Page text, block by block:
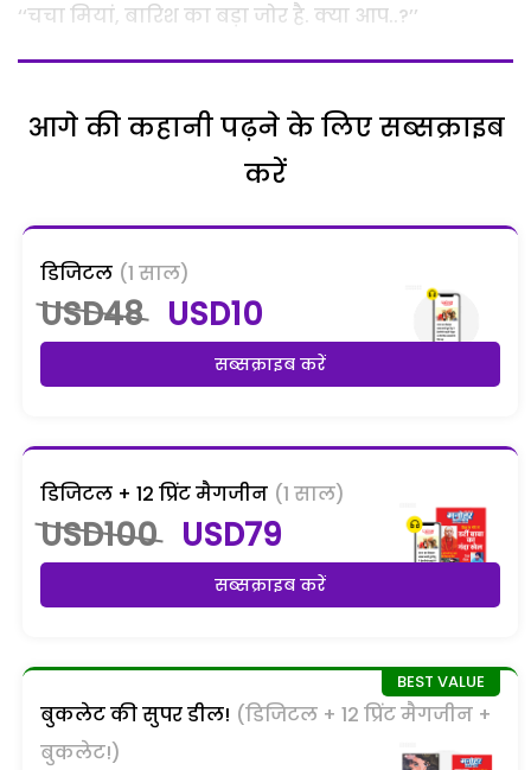
‘‘चचा मियां, बारिश का बड़ा जोर है. क्या आप..?’’
आगे की कहानी पढ़ने के लिए सब्सक्राइब
करें
डिजिटल (1 साल)
USD48 USD10
सब्सक्राइब करें
डिजिटल + 12 प्रिंट मैगजीन (1 साल)
USD100 USD79
सब्सक्राइब करें
बुकलेट की सुपर डील! (डिजिटल + 12 प्रिंट मैगजीन +
बुकलेट!)